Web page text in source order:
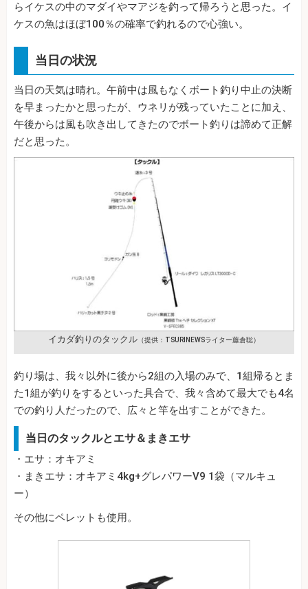
らイケスの中のマダイやマアジを釣って帰ろうと思った。イ
ケスの魚はほぼ100％の確率で釣れるので心強い。
当日の状況
当日の天気は晴れ。午前中は風もなくボート釣り中止の決断
を早まったかと思ったが、ウネリが残っていたことに加え、
午後からは風も吹き出してきたのでボート釣りは諦めて正解
だと思った。
イカダ釣りのタックル （提供：TSURINEWSライター藤倉聡）
釣り場は、我々以外に後から2組の入場のみで、1組帰るとま
た1組が釣りをするといった具合で、我々含めて最大でも4名
での釣り人だったので、広々と竿を出すことができた。
当日のタックルとエサ＆まきエサ
・エサ：オキアミ
・まきエサ：オキアミ4kg+グレパワーV9 1袋（マルキュ
ー）
その他にペレットも使用。